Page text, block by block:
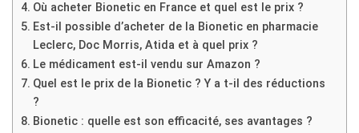
Où acheter Bionetic en France et quel est le prix ?
Est-il possible d’acheter de la Bionetic en pharmacie
Leclerc, Doc Morris, Atida et à quel prix ?
Le médicament est-il vendu sur Amazon ?
Quel est le prix de la Bionetic ? Y a t-il des réductions
?
Bionetic : quelle est son efficacité, ses avantages ?